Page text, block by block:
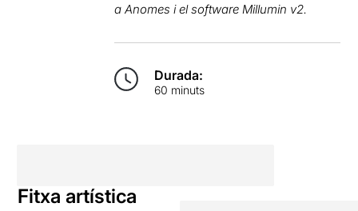
a Anomes i el software Millumin v2.
Durada:
60 minuts
Fitxa artística